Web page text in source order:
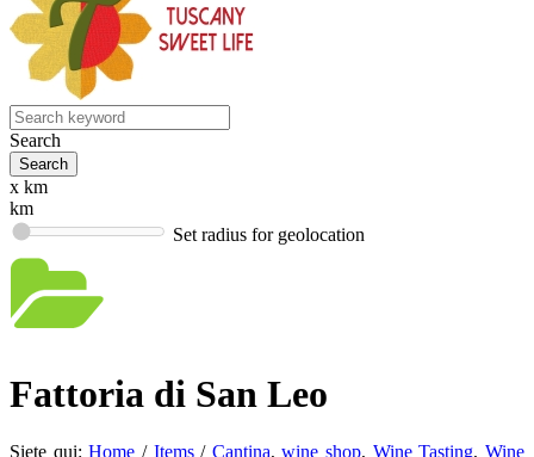
Search
x km
km
Set radius for geolocation
Fattoria di San Leo
Siete qui: Home / Items / Cantina,wine shop, Wine Tasting,Wine